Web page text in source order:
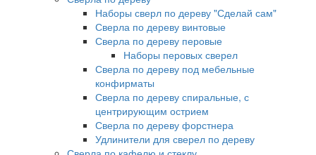
Наборы сверл по дереву "Сделай сам"
Сверла по дереву винтовые
Сверла по дереву перовые
Наборы перовых сверел
Сверла по дереву под мебельные
конфирматы
Сверла по дереву спиральные, с
центрирующим острием
Сверла по дереву форстнера
Удлинители для сверел по дереву